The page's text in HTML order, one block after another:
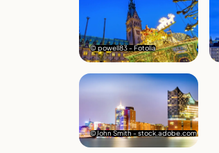
© powell83 - Fotolia
©John Smith - stock.adobe.com